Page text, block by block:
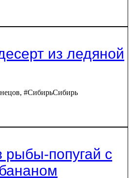
из ледяной
#СибирьСибирь
рыбы-попугай с